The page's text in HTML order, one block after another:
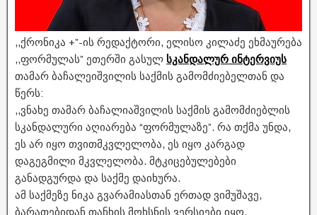
,,ქრონიკა +”-ის რედაქტორი, ელისო კილაძე ეხმაურება
,,ფორმულას” ეთერში გასულ სკანდალურ ინტერვიუს
თამარ ბაჩალეიშვილის საქმის გამომძიებელთან და
წერს:
,,ვნახე თამარ ბაჩალიაშვილის საქმის გამომძიებლის
სკანდალური აღიარება “ფორმულაზე”. რა თქმა უნდა,
ეს არ იყო თვითმკვლელობა, ეს იყო კარგად
დაგეგმილი მკვლელობა. მტკიცებულებები
განადგურდა და საქმე დაიხურა.
ამ საქმეზე ნიკა გვარამიასთან ერთად ვიმუშავე,
ბარათებიდან თანხის მოხსნის ვერსიები იყო,